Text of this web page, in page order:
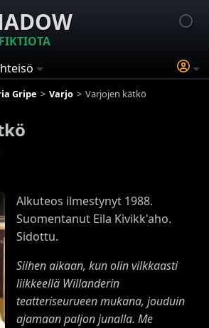
Gripe Varjo Varjojen kätkö
Alkuteos ilmestynyt 1988.
Suomentanut Eila Kivikk'aho.
Sidottu.
Siihen aikaan, kun olin vilkkaasti
liikkeellä Willanderin
teatteriseurueen mukana, jouduin
ajamaan paljon junalla. Me